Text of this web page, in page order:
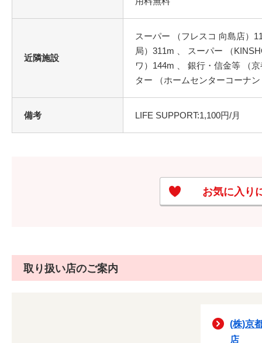
近隣施設
スーパー （フレスコ 向島店）
局）311m 、 スーパー （
ワ）144m 、 銀行・信金等 （
ター （ホームセンターコーナ
備考 LIFE SUPPORT:1,100円/月
お気に入り
取り扱い店のご案内
(株)京
店